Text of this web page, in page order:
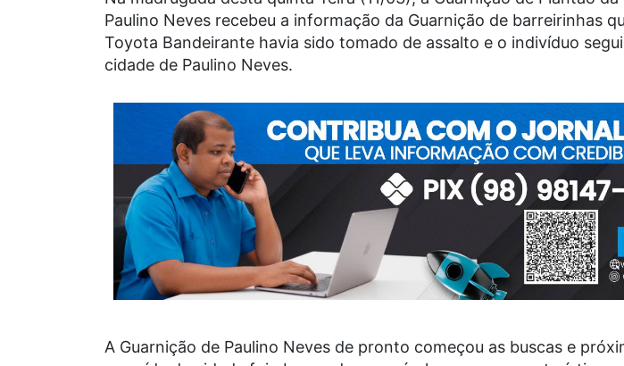
Paulino Neves recebeu a informação da Guarnição de barreirinhas
Toyota Bandeirante havia sido tomado de assalto e o indivíduo
cidade de Paulino Neves.
A Guarnição de Paulino Neves de pronto começou as buscas e